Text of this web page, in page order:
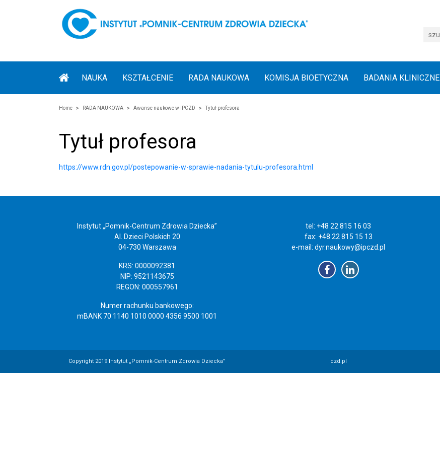
NAUKA KSZTAŁCENIE RADA NAUKOWA KOMISJA BIOETYCZNA BADANIA KLINICZNE
Home RADA NAUKOWA Awanse naukowe w IPCZD Tytuł profesora
Tytuł profesora
https://www.rdn.gov.pl/postepowanie-w-sprawie-nadania-tytulu-profesora.html
Instytut „Pomnik-Centrum Zdrowia Dziecka”
Al. Dzieci Polskich 20
04-730 Warszawa
KRS: 0000092381
NIP: 9521143675
REGON: 000557961
Numer rachunku bankowego:
mBANK 70 1140 1010 0000 4356 9500 1001
tel: +48 22 815 16 03
fax: +48 22 815 15 13
e-mail: dyr.naukowy@ipczd.pl
Copyright 2019 Instytut „Pomnik-Centrum Zdrowia Dziecka” czd.pl